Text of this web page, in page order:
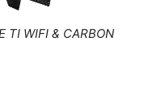
TI WIFI & CARBON